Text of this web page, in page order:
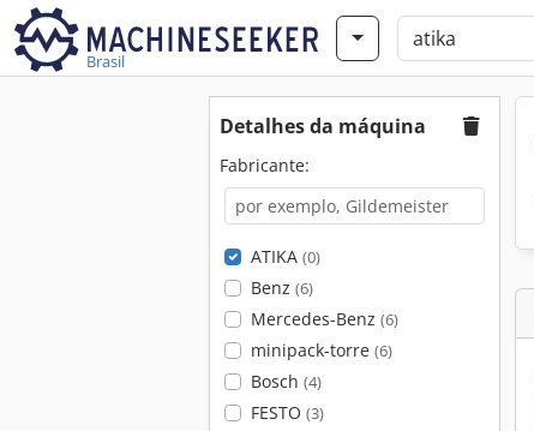
Brasil
Detalhes da máquina
Fabricante:
ATIKA (0)
Benz (6)
Mercedes-Benz (6)
minipack-torre (6)
Bosch (4)
FESTO (3)